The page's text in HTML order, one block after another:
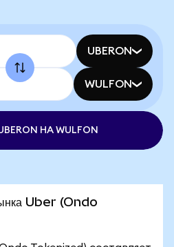
UBERON
WULFON
НА WULFON
Uber (Ondo